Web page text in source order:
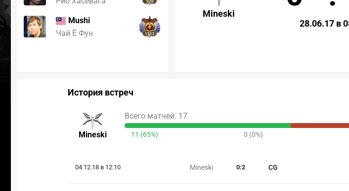
570
Mushi
Чай Ё Фун
1212
Mineski
28.06.17 в
История встреч
Mineski
Всего матчей: 17
11 (65%) 0 (0%)
04.12.18 в 12:10 Mineski CG
0:2